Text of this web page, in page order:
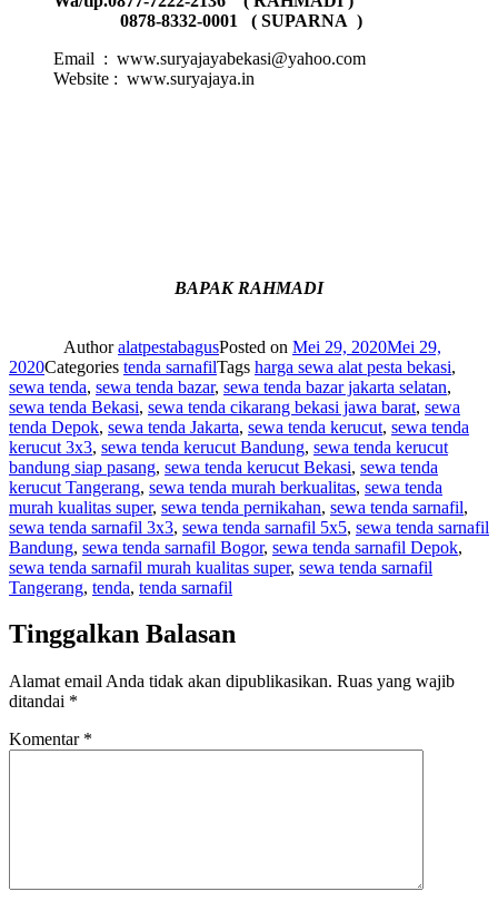
0878-8332-0001 ( SUPARNA )
Email : www.suryajayabekasi@yahoo.com
Website : www.suryajaya.in
BAPAK RAHMADI
AuthoralatpestabagusPosted on Mei 29, 2020Mei 29,
2020Categories tenda sarnafilTags harga sewa alat pesta bekasi,
sewa tenda, sewa tenda bazar, sewa tenda bazar jakarta selatan,
sewa tenda Bekasi, sewa tenda cikarang bekasi jawa barat, sewa
tenda Depok, sewa tenda Jakarta, sewa tenda kerucut, sewa tenda
kerucut 3x3, sewa tenda kerucut Bandung, sewa tenda kerucut
bandung siap pasang, sewa tenda kerucut Bekasi, sewa tenda
kerucut Tangerang, sewa tenda murah berkualitas, sewa tenda
murah kualitas super, sewa tenda pernikahan, sewa tenda sarnafil,
sewa tenda sarnafil 3x3, sewa tenda sarnafil 5x5, sewa tenda sarnafil
Bandung, sewa tenda sarnafil Bogor, sewa tenda sarnafil Depok,
sewa tenda sarnafil murah kualitas super, sewa tenda sarnafil
Tangerang, tenda, tenda sarnafil
Tinggalkan Balasan
Alamat email Anda tidak akan dipublikasikan. Ruas yang wajib
ditandai *
Komentar *